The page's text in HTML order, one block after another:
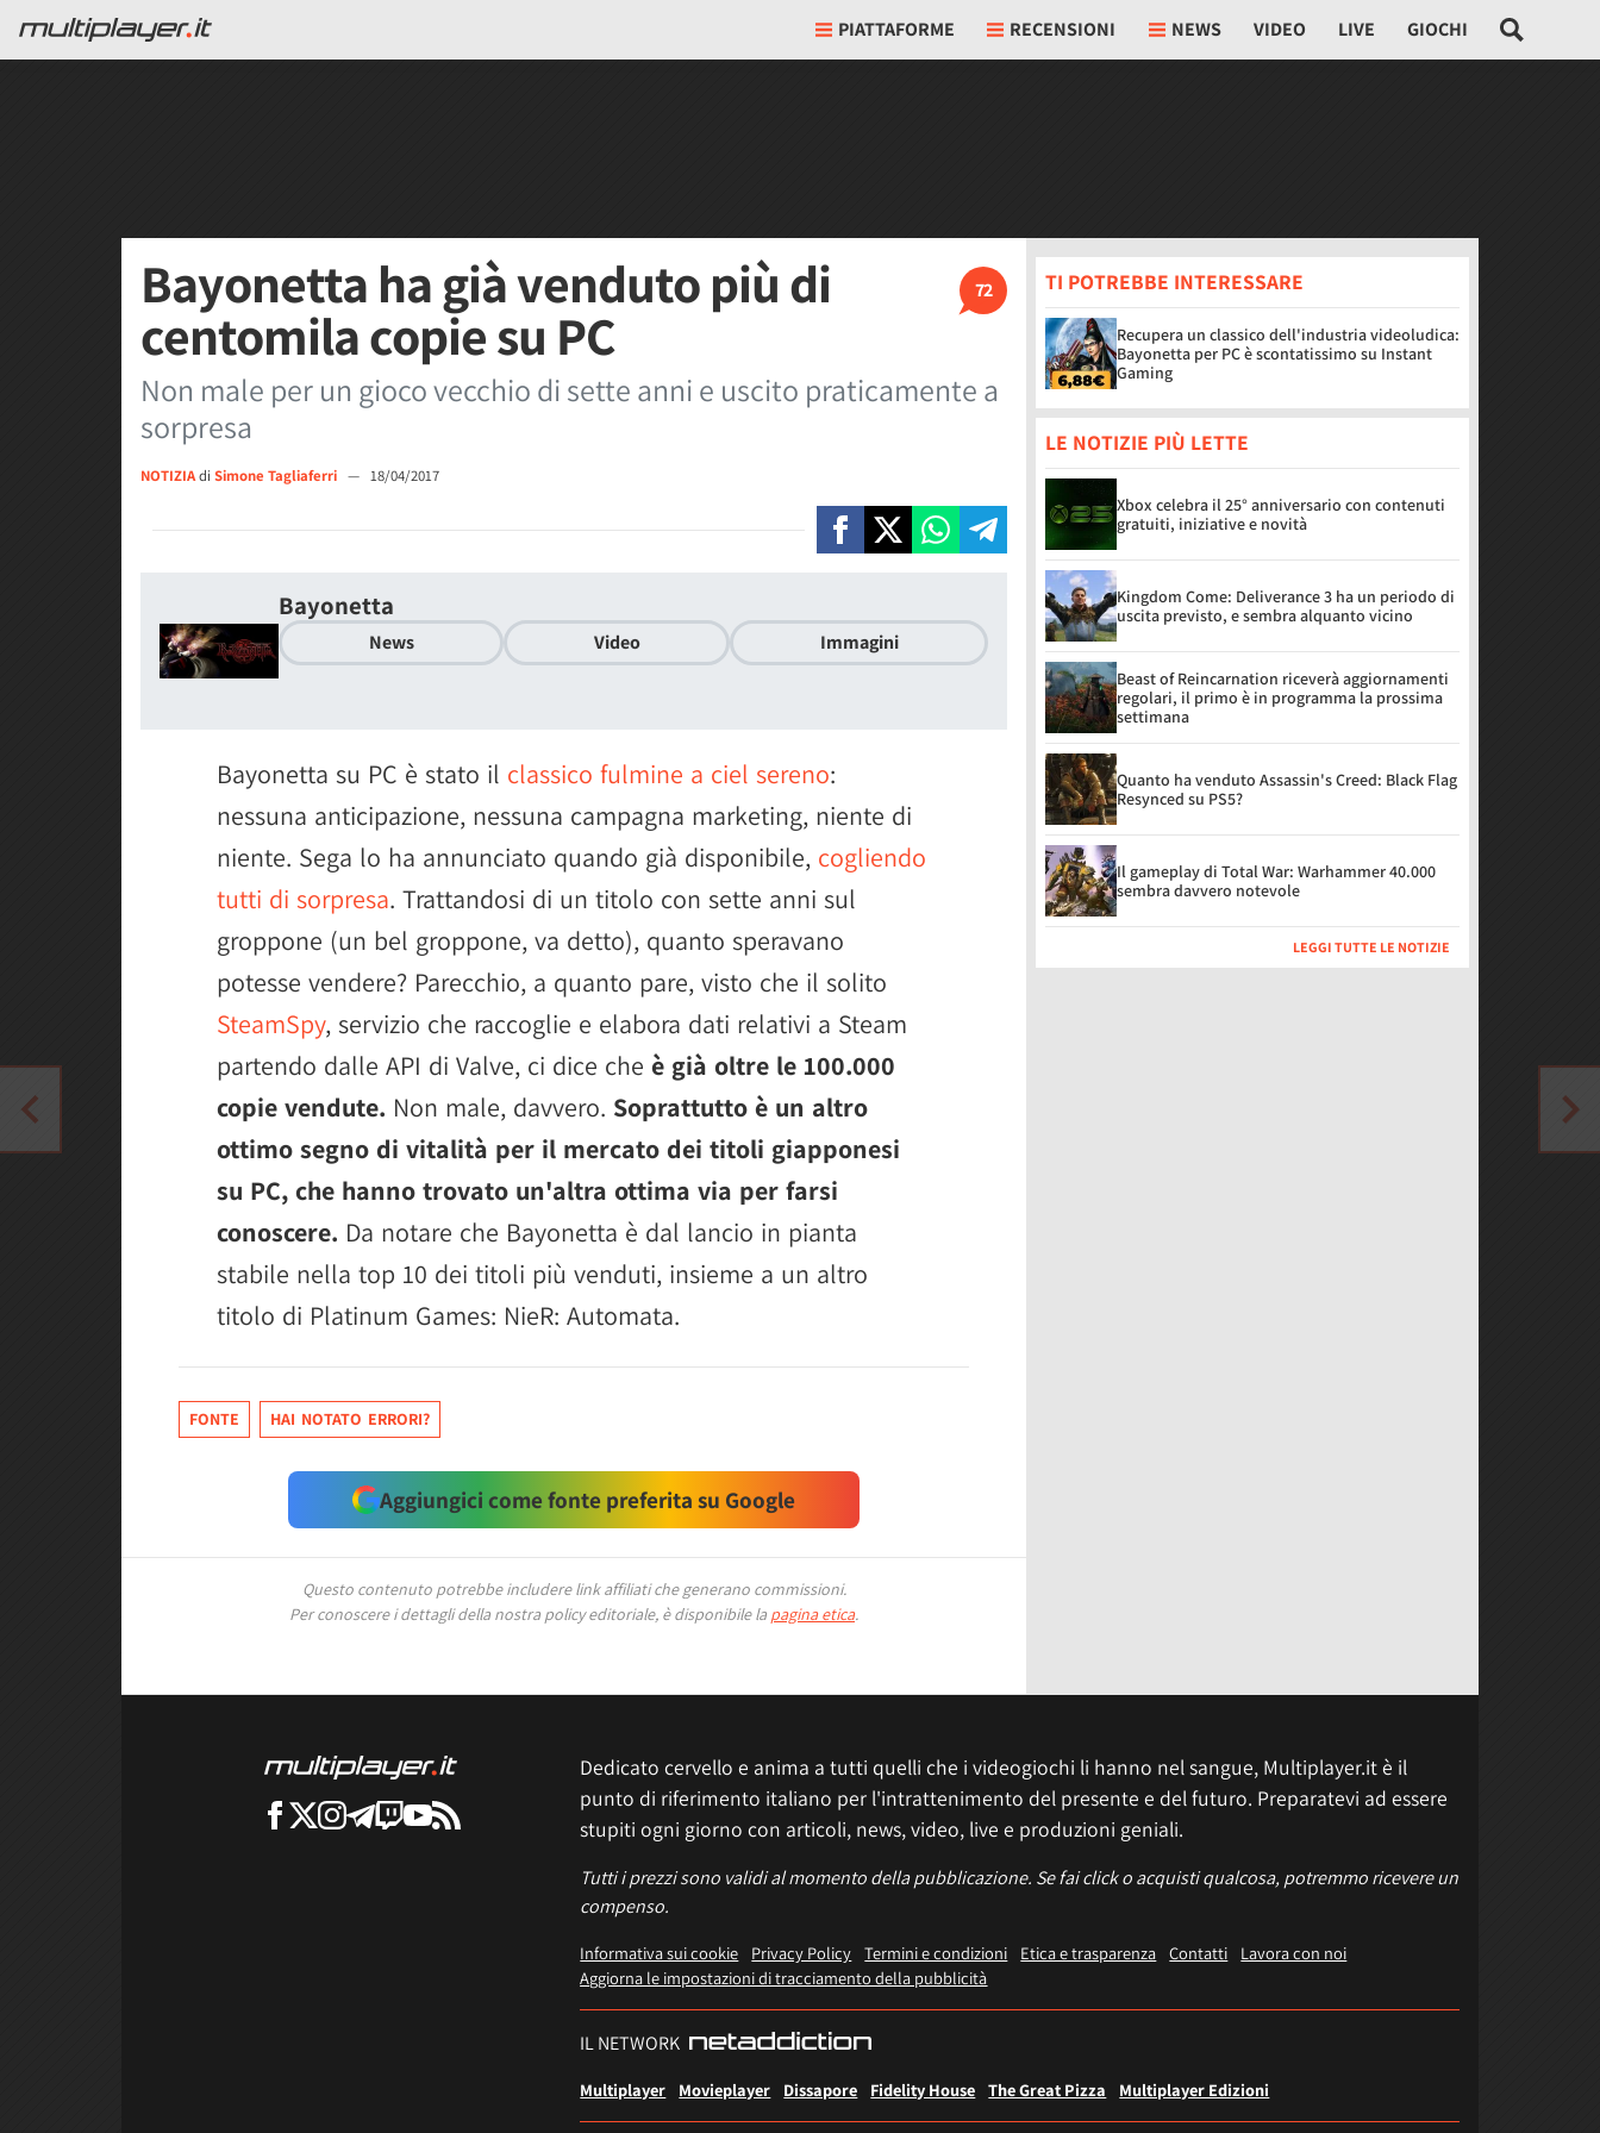
PIATTAFORME RECENSIONI NEWS VIDEO LIVE GIOCHI
72
Bayonetta ha già venduto più di
centomila copie su PC
Non male per un gioco vecchio di sette anni e uscito praticamente a
sorpresa
NOTIZIAdi Simone Tagliaferri — 18/04/2017
Bayonetta
News Video Immagini
Bayonetta su PC è stato il classico fulmine a ciel sereno:
nessuna anticipazione, nessuna campagna marketing, niente di
niente. Sega lo ha annunciato quando già disponibile, cogliendo
tutti di sorpresa. Trattandosi di un titolo con sette anni sul
groppone (un bel groppone, va detto), quanto speravano
potesse vendere? Parecchio, a quanto pare, visto che il solito
SteamSpy, servizio che raccoglie e elabora dati relativi a Steam
partendo dalle API di Valve, ci dice che è già oltre le 100.000
copie vendute. Non male, davvero. Soprattutto è un altro
ottimo segno di vitalità per il mercato dei titoli giapponesi
su PC, che hanno trovato un'altra ottima via per farsi
conoscere. Da notare che Bayonetta è dal lancio in pianta
stabile nella top 10 dei titoli più venduti, insieme a un altro
titolo di Platinum Games: NieR: Automata.
FONTE HAI NOTATO ERRORI?
Aggiungici come fonte preferita su Google
Questo contenuto potrebbe includere link affiliati che generano commissioni.
Per conoscere i dettagli della nostra policy editoriale, è disponibile la pagina etica.
TI POTREBBE INTERESSARE
Recupera un classico dell'industria videoludica:
Bayonetta per PC è scontatissimo su Instant
Gaming
LE NOTIZIE PIÙ LETTE
Xbox celebra il 25° anniversario con contenuti
gratuiti, iniziative e novità
Kingdom Come: Deliverance 3 ha un periodo di
uscita previsto, e sembra alquanto vicino
Beast of Reincarnation riceverà aggiornamenti
regolari, il primo è in programma la prossima
settimana
Quanto ha venduto Assassin's Creed: Black Flag
Resynced su PS5?
Il gameplay di Total War: Warhammer 40.000
sembra davvero notevole
LEGGI TUTTE LE NOTIZIE
Dedicato cervello e anima a tutti quelli che i videogiochi li hanno nel sangue, Multiplayer.it è il
punto di riferimento italiano per l'intrattenimento del presente e del futuro. Preparatevi ad essere
stupiti ogni giorno con articoli, news, video, live e produzioni geniali.
Tutti i prezzi sono validi al momento della pubblicazione. Se fai click o acquisti qualcosa, potremmo ricevere un
compenso.
Informativa sui cookie Privacy Policy Termini e condizioni Etica e trasparenza Contatti
Lavora con noi
Aggiorna le impostazioni di tracciamento della pubblicità
IL NETWORK
Multiplayer Movieplayer Dissapore Fidelity House The Great Pizza Multiplayer Edizioni